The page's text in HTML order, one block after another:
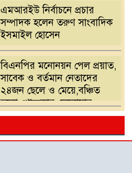
এমআরইউ নির্বাচনে প্রচার
সম্পাদক হলেন তরুণ সাংবাদিক
ইসমাইল হোসেন
বিএনপির মনোনয়ন পেল প্রয়াত,
সাবেক ও বর্তমান নেতাদের
২৪জন ছেলে ও মেয়ে,বঞ্চিত
হলো খোন্দকার দেলোয়ার
দাবিতে খোন্দকার আকবরের